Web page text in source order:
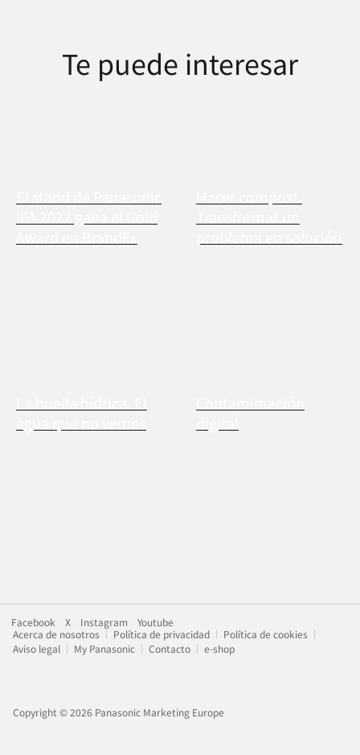
Te puede interesar
Facebook X Instagram
Youtube
Acerca de nosotros
Política de privacidad
Política de cookies
Aviso legal
My Panasonic Contacto e-shop
Copyright © 2026 Panasonic Marketing Europe